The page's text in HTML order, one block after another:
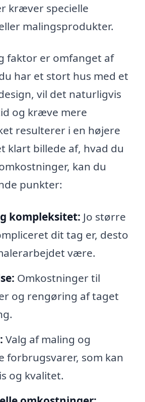
kræver specielle
malingsprodukter.
faktor er omfanget af
har et stort hus med et
vil det naturligvis
og kræve mere
resulterer i en højere
klart billede af, hvad du
kan du
punkter:
kompleksitet: Jo større
dit tag er, desto
være.
Omkostninger til
og rengøring af taget
Valg af maling og
forbrugsvarer, som kan
og kvalitet.